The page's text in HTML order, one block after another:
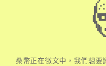
桑幣正在徵文中，我們想要